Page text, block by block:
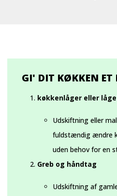
GI' DIT KØKKEN ET
køkkenlåger eller
Udskiftning eller
fuldstændig ændre
uden behov for en
Greb og håndtag
Udskiftning af